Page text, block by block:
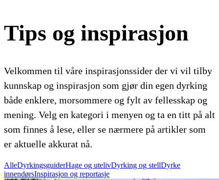
Tips og inspirasjon
Velkommen til våre inspirasjonssider der vi vil tilby
kunnskap og inspirasjon som gjør din egen dyrking
både enklere, morsommere og fylt av fellesskap og
mening. Velg en kategori i menyen og ta en titt på alt
som finnes å lese, eller se nærmere på artikler som
er aktuelle akkurat nå.
AlleDyrkingsguiderHage og utelivDyrking og stellDyrke
innendørsInspirasjon og reportasje